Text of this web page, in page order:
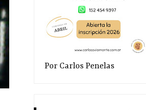
Por Carlos Penelas